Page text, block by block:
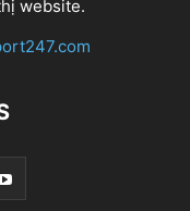
website.